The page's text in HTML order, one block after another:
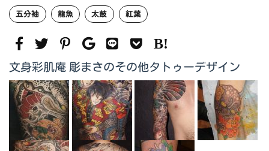
五分袖 龍魚 太鼓 紅葉
文身彩肌庵 彫まさのその他タトゥーデザイン